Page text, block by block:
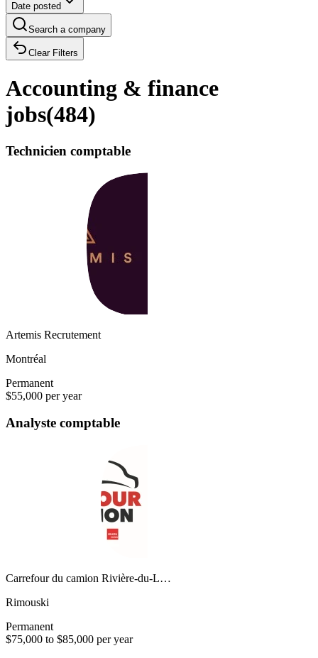
Date posted
Search a company
Clear Filters
Accounting & finance
jobs(484)
Technicien comptable
Artemis Recrutement
Montréal
Permanent
$55,000 per year
Analyste comptable
Carrefour du camion Rivière-du-L…
Rimouski
Permanent
$75,000 to $85,000 per year